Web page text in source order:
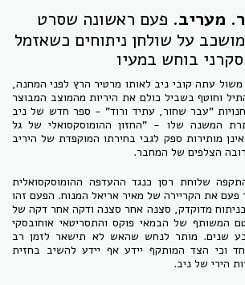
מעריב. פעם ראשונה שסרט
על שולחן ניתוחים כשאזמל
סקרני בוחש במעיו
עתה קובי ניב לאותו מרטיר הרץ לפני המחנה,
וחוטף בשביל כולם את היריות מהמוצב המבוצר
"עבר שחור, עתיד ורוד" - ספר חדש של ניב
המשנה שלו - "החזון ההומוסקסואלי של גל
מותירות ספק לגבי בחירתו המוקפדת של היריב
הצלפים של המחבר.
שלוחת רסן כנגד ההעדפה ההומוסקסואלית
את הקריירה של מאיר אריאל המנוח. הפעם זהו
מדוקדק, סצנה אחר סצנה ודקה אחר דקה של
המשותף של הבמאי פוקס והתסריטאי אוחובסקי
שנים. מותר לנחש שהאש לא תישאר לזמן רב
וכי הצד המותקף יידע אף יידע להשיב בחזית
הירי של ניב.